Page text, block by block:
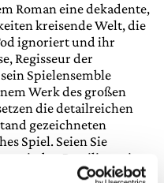
Roman eine dekadente,
kreisende Welt, die
ignoriert und ihr
Regisseur der
Spielensemble
Werk des großen
die detailreichen
gezeichneten
Spiel. Seien Sie
mit den Beteiligten in
und das Vergehen